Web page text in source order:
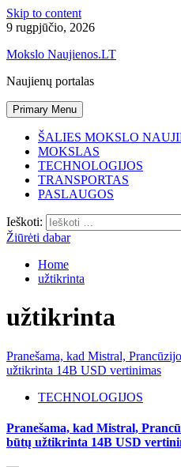
Skip to content
9 rugpjūčio, 2026
Mokslo Naujienos.LT
Naujienų portalas
Primary Menu
ŠALIES MOKSLO
MOKSLAS
TECHNOLOGIJOS
TRANSPORTAS
PASLAUGOS
Ieškoti:
Žiūrėti dabar
Home
užtikrinta
užtikrinta
Pranešama, kad Mistral,
užtikrinta 14B USD vertinimas
TECHNOLOGIJOS
Pranešama, kad Mistral,
būtų užtikrinta 14B USD